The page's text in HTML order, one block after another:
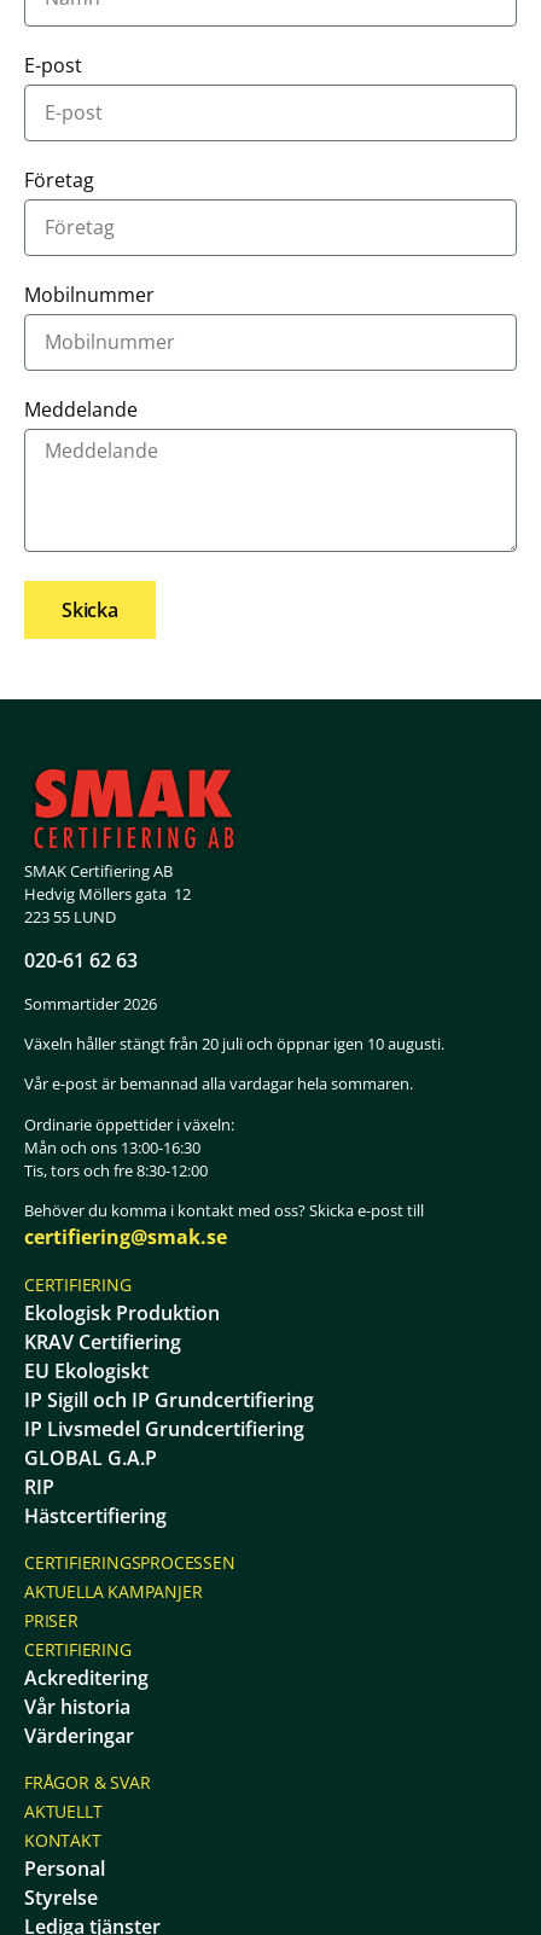
E-post
Företag
Mobilnummer
Meddelande
Skicka
SMAK Certifiering AB
Hedvig Möllers gata 12
223 55 LUND
020-61 62 63
Sommartider 2026
Växeln håller stängt från 20 juli och öppnar igen 10 augusti.
Vår e-post är bemannad alla vardagar hela sommaren.
Ordinarie öppettider i växeln:
Mån och ons 13:00-16:30
Tis, tors och fre 8:30-12:00
Behöver du komma i kontakt med oss? Skicka e-post till
certifiering@smak.se
CERTIFIERING
Ekologisk Produktion
KRAV Certifiering
EU Ekologiskt
IP Sigill och IP Grundcertifiering
IP Livsmedel Grundcertifiering
GLOBAL G.A.P
RIP
Hästcertifiering
CERTIFIERINGSPROCESSEN
AKTUELLA KAMPANJER
PRISER
CERTIFIERING
Ackreditering
Vår historia
Värderingar
FRÅGOR & SVAR
AKTUELLT
KONTAKT
Personal
Styrelse
Lediga tjänster